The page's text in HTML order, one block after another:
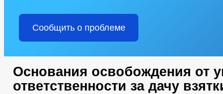
Сообщить о проблеме
Основания освобождения от
ответственности за дачу